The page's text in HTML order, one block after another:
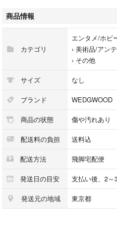
メッキ剥げ
□□□ 状態ランクについて □□□
【S】 未使用品（展示品など）
【A】 傷汚れが少なく状態の良い商
【B】 程よい使用感や多少の傷、汚
【C】 使用感の他、目立つ傷や汚
【D】 かなり大きな痛みがある難あ
※記載させていただきました状態説
判断したものとなります。
その為、個人差による主観の差が生
pleasure（株式会社peace）が販売
出品中の商品につきましては全て正
（古物許可証第305521507463東京
商品情報
カテゴリ
エンタメ/ホビ
› 美術品/アン
› その他
サイズ なし
ブランド WEDGWOOD
商品の状態 傷や汚れあり
配送料の負担 送料込
配送方法 飛脚宅配便
発送日の目安 支払い後、2～
発送元の地域 東京都